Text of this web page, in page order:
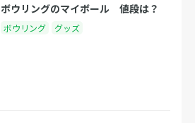
ボウリングのマイボール 値段は？
ボウリング グッズ